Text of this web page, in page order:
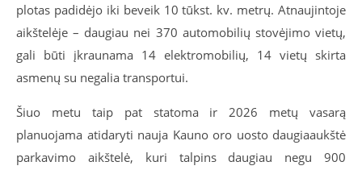
plotas padidėjo iki beveik 10 tūkst. kv. metrų. Atnaujintoje
aikštelėje – daugiau nei 370 automobilių stovėjimo vietų,
gali būti įkraunama 14 elektromobilių, 14 vietų skirta
asmenų su negalia transportui.
Šiuo metu taip pat statoma ir 2026 metų vasarą
planuojama atidaryti nauja Kauno oro uosto daugiaaukštė
parkavimo aikštelė, kuri talpins daugiau negu 900